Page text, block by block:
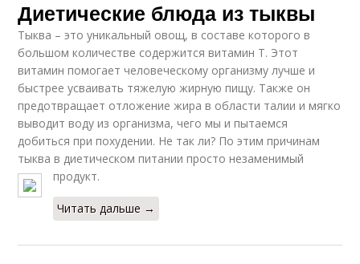
Диетические блюда из тыквы
Тыква – это уникальный овощ, в составе которого в
большом количестве содержится витамин Т. Этот
витамин помогает человеческому организму лучше и
быстрее усваивать тяжелую жирную пищу. Также он
предотвращает отложение жира в области талии и мягко
выводит воду из организма, чего мы и пытаемся
добиться при похудении. Не так ли? По этим причинам
тыква в диетическом питании просто незаменимый
продукт.
Читать дальше →